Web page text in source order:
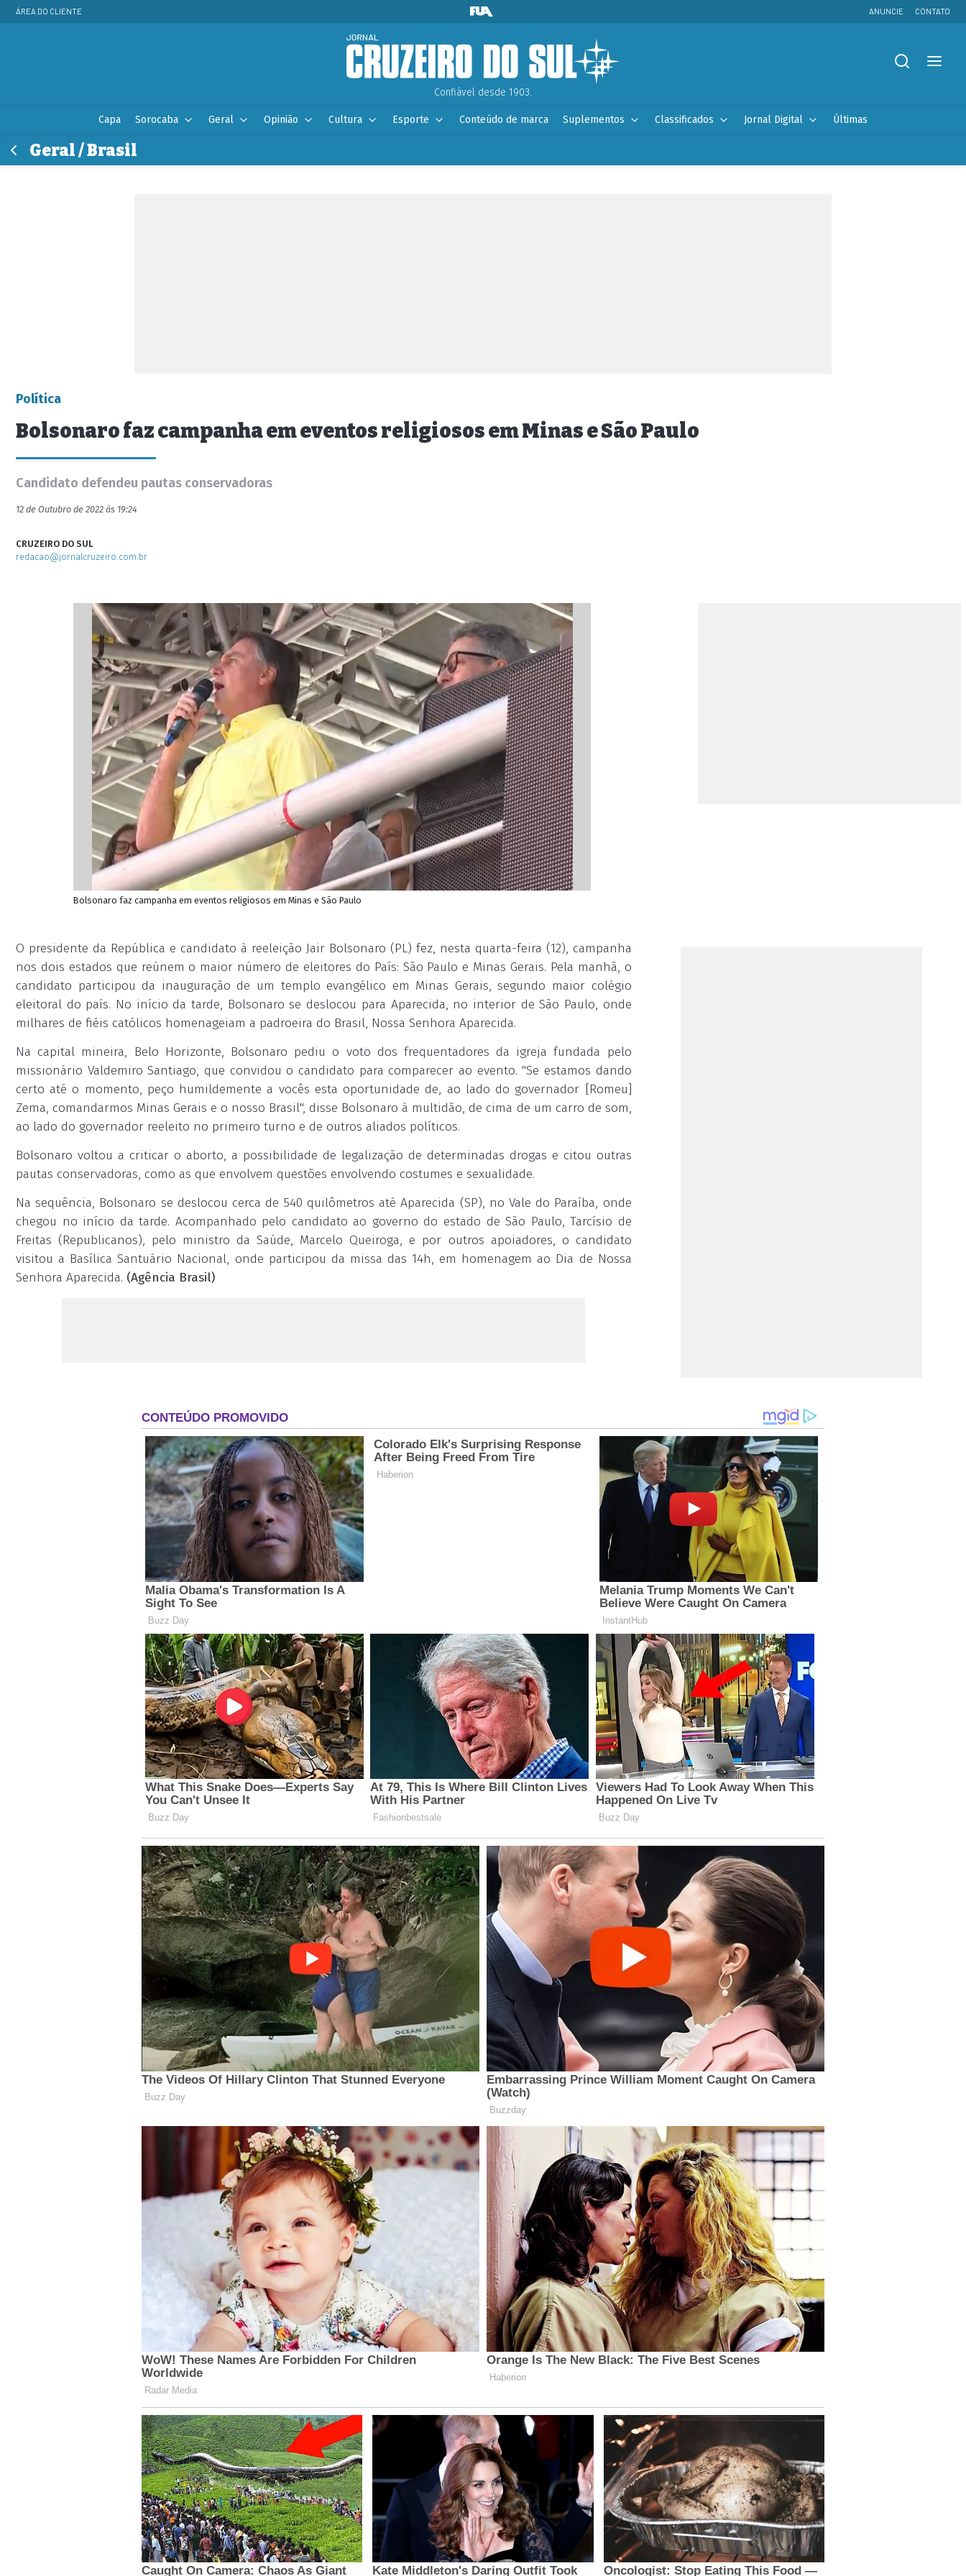
ÁREA DO CLIENTE ANUNCIE CONTATO
Confiável desde 1903.
Capa Sorocaba Geral Opinião Cultura Esporte Conteúdo de marca Suplementos Classificados Jornal Digital Últimas
Geral / Brasil
Política
Bolsonaro faz campanha em eventos religiosos em Minas e São Paulo
Candidato defendeu pautas conservadoras
12 de Outubro de 2022 às 19:24
CRUZEIRO DO SUL
redacao@jornalcruzeiro.com.br
Bolsonaro faz campanha em eventos religiosos em Minas e São Paulo
O presidente da República e candidato à reeleição Jair Bolsonaro (PL) fez, nesta quarta-feira (12), campanha
nos dois estados que reúnem o maior número de eleitores do País: São Paulo e Minas Gerais. Pela manhã, o
candidato participou da inauguração de um templo evangélico em Minas Gerais, segundo maior colégio
eleitoral do país. No início da tarde, Bolsonaro se deslocou para Aparecida, no interior de São Paulo, onde
milhares de fiéis católicos homenageiam a padroeira do Brasil, Nossa Senhora Aparecida.
Na capital mineira, Belo Horizonte, Bolsonaro pediu o voto dos frequentadores da igreja fundada pelo
missionário Valdemiro Santiago, que convidou o candidato para comparecer ao evento. "Se estamos dando
certo até o momento, peço humildemente a vocês esta oportunidade de, ao lado do governador [Romeu]
Zema, comandarmos Minas Gerais e o nosso Brasil", disse Bolsonaro à multidão, de cima de um carro de som,
ao lado do governador reeleito no primeiro turno e de outros aliados políticos.
Bolsonaro voltou a criticar o aborto, a possibilidade de legalização de determinadas drogas e citou outras
pautas conservadoras, como as que envolvem questões envolvendo costumes e sexualidade.
Na sequência, Bolsonaro se deslocou cerca de 540 quilômetros até Aparecida (SP), no Vale do Paraíba, onde
chegou no início da tarde. Acompanhado pelo candidato ao governo do estado de São Paulo, Tarcísio de
Freitas (Republicanos), pelo ministro da Saúde, Marcelo Queiroga, e por outros apoiadores, o candidato
visitou a Basílica Santuário Nacional, onde participou da missa das 14h, em homenagem ao Dia de Nossa
Senhora Aparecida. (Agência Brasil)